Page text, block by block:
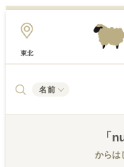
東北
名前
「
からは